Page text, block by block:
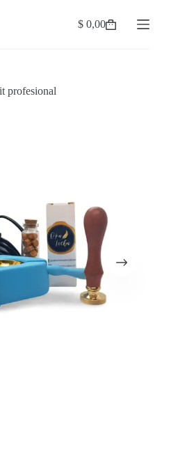
Carro
$ 0,00
profesional